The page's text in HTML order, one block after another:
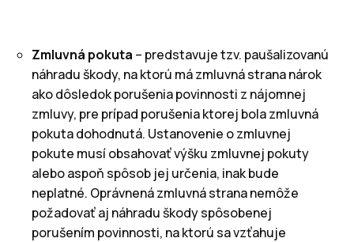
Zmluvná pokuta – predstavuje tzv. paušalizovanú
náhradu škody, na ktorú má zmluvná strana nárok
ako dôsledok porušenia povinnosti z nájomnej
zmluvy, pre prípad porušenia ktorej bola zmluvná
pokuta dohodnutá. Ustanovenie o zmluvnej
pokute musí obsahovať výšku zmluvnej pokuty
alebo aspoň spôsob jej určenia, inak bude
neplatné. Oprávnená zmluvná strana nemôže
požadovať aj náhradu škody spôsobenej
porušením povinnosti, na ktorú sa vzťahuje